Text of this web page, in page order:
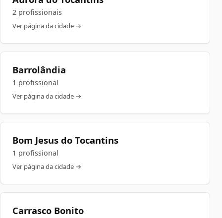
2 profissionais
Ver página da cidade →
Barrolândia
1 profissional
Ver página da cidade →
Bom Jesus do Tocantins
1 profissional
Ver página da cidade →
Carrasco Bonito